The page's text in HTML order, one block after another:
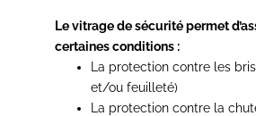
Le vitrage de sécurité permet
certaines conditions :
La protection contre les
et/ou feuilleté)
La protection contre la